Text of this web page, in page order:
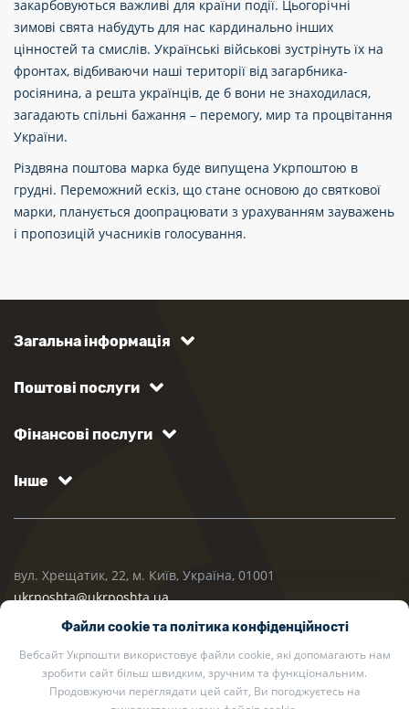
закарбовуються важливі для країни події. Цьогорічні
зимові свята набудуть для нас кардинально інших
цінностей та смислів. Українські військові зустрінуть їх на
фронтах, відбиваючи наші території від загарбника-
росіянина, а решта українців, де б вони не знаходилася,
загадають спільні бажання – перемогу, мир та процвітання
України.
Різдвяна поштова марка буде випущена Укрпоштою в
грудні. Переможний ескіз, що стане основою до святкової
марки, планується доопрацювати з урахуванням зауважень
і пропозицій учасників голосування.
Файли cookie та політика конфіденційності
Вебсайт Укрпошти використовує файли cookie, які допомагають нам
зробити сайт більш швидким, зручним та функціональним.
Продовжуючи переглядати цей сайт, Ви погоджуєтесь на
Загальна інформація
Поштові послуги
Фінансові послуги
Інше
вул. Хрещатик, 22, м. Київ, Україна, 01001
ukrposhta@ukrposhta.ua